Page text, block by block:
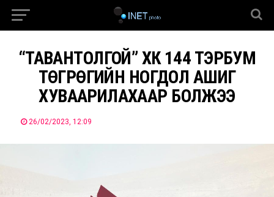
“ТАВАНТОЛГОЙ” ХК 144 ТЭРБУМ
ТӨГРӨГИЙН НОГДОЛ АШИГ
ХУВААРИЛАХААР БОЛЖЭЭ
26/02/2023, 12:09